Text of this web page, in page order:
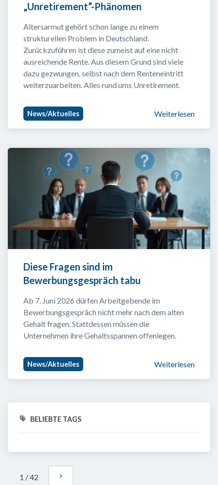
„Unretirement”-Phänomen
Altersarmut gehört schon lange zu einem
strukturellen Problem in Deutschland.
Zurückzuführen ist diese zumeist auf eine nicht
ausreichende Rente. Aus diesem Grund sind viele
dazu gezwungen, selbst nach dem Renteneintritt
weiterzuarbeiten. Alles rund ums Unretirement.
News/Aktuelles Weiterlesen
Diese Fragen sind im
Bewerbungsgespräch tabu
Ab 7. Juni 2026 dürfen Arbeitgebende im
Bewerbungsgespräch nicht mehr nach dem alten
Gehalt fragen. Stattdessen müssen die
Unternehmen ihre Gehaltsspannen offenlegen.
News/Aktuelles Weiterlesen
BELIEBTE TAGS
1 /42